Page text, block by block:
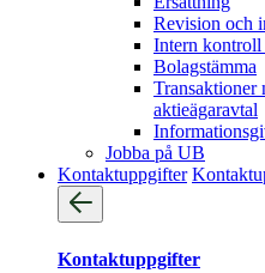
Revision och
Intern kontroll
Bolagstämma
Transaktioner
aktieägaravtal
Jobba på UB
Kontaktuppgifter
Kontaktuppgifter